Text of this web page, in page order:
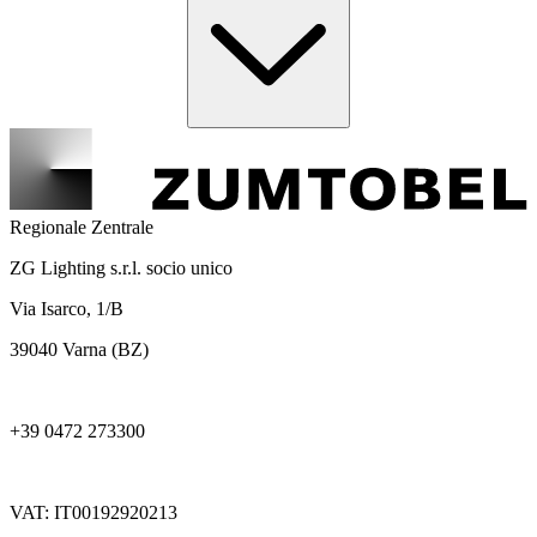
Regionale Zentrale
ZG Lighting s.r.l. socio unico
Via Isarco, 1/B
39040 Varna (BZ)
+39 0472 273300
VAT: IT00192920213